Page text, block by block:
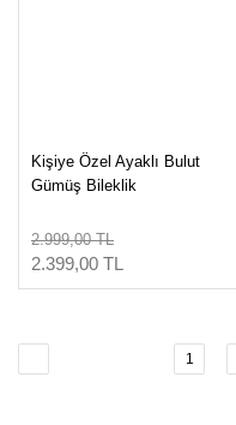
Kişiye Özel Ayaklı Bulut
Gümüş Bileklik
2.999,00 TL
2.399,00 TL
1